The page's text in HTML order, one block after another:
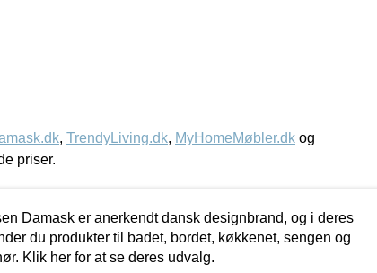
, TrendyLiving.dk, MyHomeMøbler.dk og
priser.
Damask er anerkendt dansk designbrand, og i deres
du produkter til badet, bordet, køkkenet, sengen og
Klik her for at se deres udvalg.